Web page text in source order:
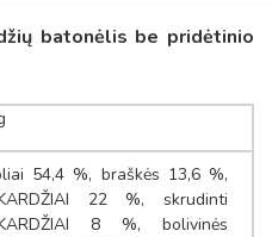
batonėlis be pridėtinio
54,4 %, braškės 13,6 %,
22 %, skrudinti
8 %, bolivinės